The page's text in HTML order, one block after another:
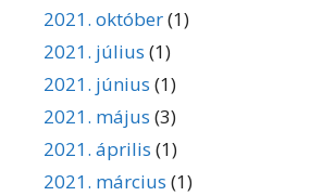
2021. október(1)
2021. július (1)
2021. június (1)
2021. május (3)
2021. április (1)
2021. március (1)